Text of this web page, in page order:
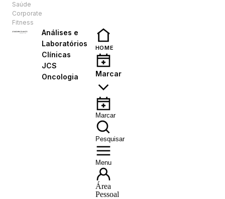
Saúde
Corporate
Fitness
Análises e
Laboratórios
Clínicas
JCS
Oncologia
HOME
Marcar
Marcar
Pesquisar
Menu
Área
Pessoal